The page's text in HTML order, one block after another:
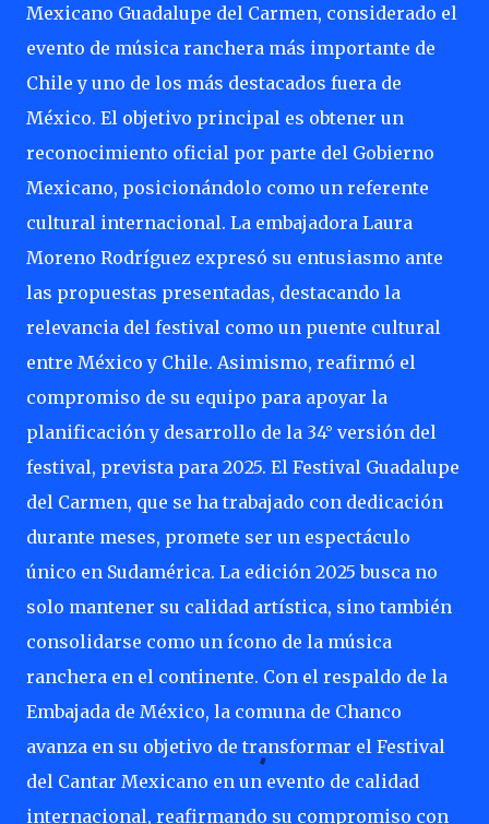
Mexicano Guadalupe del Carmen, considerado el
evento de música ranchera más importante de
Chile y uno de los más destacados fuera de
México. El objetivo principal es obtener un
reconocimiento oficial por parte del Gobierno
Mexicano, posicionándolo como un referente
cultural internacional. La embajadora Laura
Moreno Rodríguez expresó su entusiasmo ante
las propuestas presentadas, destacando la
relevancia del festival como un puente cultural
entre México y Chile. Asimismo, reafirmó el
compromiso de su equipo para apoyar la
planificación y desarrollo de la 34° versión del
festival, prevista para 2025. El Festival Guadalupe
del Carmen, que se ha trabajado con dedicación
durante meses, promete ser un espectáculo
único en Sudamérica. La edición 2025 busca no
solo mantener su calidad artística, sino también
consolidarse como un ícono de la música
ranchera en el continente. Con el respaldo de la
Embajada de México, la comuna de Chanco
avanza en su objetivo de transformar el Festival
del Cantar Mexicano en un evento de calidad
internacional, reafirmando su compromiso con